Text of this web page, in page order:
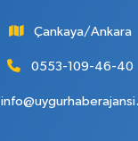
Çankaya/Ankara
0553-109-46-40